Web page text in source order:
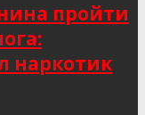
пройти
наркотик